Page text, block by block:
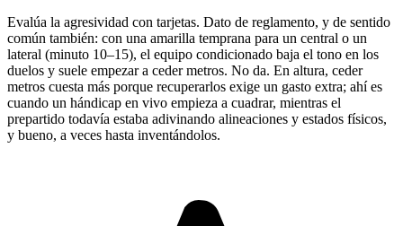
Evalúa la agresividad con tarjetas. Dato de reglamento, y de sentido
común también: con una amarilla temprana para un central o un
lateral (minuto 10–15), el equipo condicionado baja el tono en los
duelos y suele empezar a ceder metros. No da. En altura, ceder
metros cuesta más porque recuperarlos exige un gasto extra; ahí es
cuando un hándicap en vivo empieza a cuadrar, mientras el
prepartido todavía estaba adivinando alineaciones y estados físicos,
y bueno, a veces hasta inventándolos.